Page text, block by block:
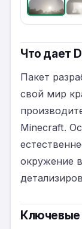
Что дает
Пакет
свой мир
Minecraft.
окружение
Ключевые